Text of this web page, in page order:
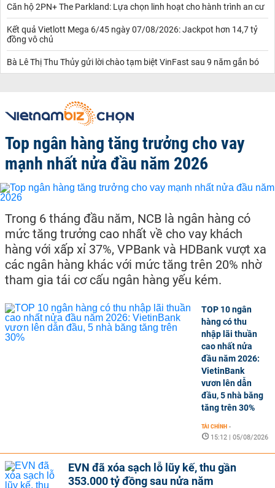
Căn hộ 2PN+ The Parkland: Lựa chọn linh hoạt cho hành trình an cư
Kết quả Vietlott Mega 6/45 ngày 07/08/2026: Jackpot hơn 14,7 tỷ
đồng vô chủ
Bà Lê Thị Thu Thủy gửi lời chào tạm biệt VinFast sau 9 năm gắn bó
Top ngân hàng tăng trưởng cho vay
mạnh nhất nửa đầu năm 2026
Trong 6 tháng đầu năm, NCB là ngân hàng có
mức tăng trưởng cao nhất về cho vay khách
hàng với xấp xỉ 37%, VPBank và HDBank vượt xa
các ngân hàng khác với mức tăng trên 20% nhờ
tham gia tái cơ cấu ngân hàng yếu kém.
TOP 10 ngân
hàng có thu
nhập lãi thuần
cao nhất nửa
đầu năm 2026:
VietinBank
vươn lên dẫn
đầu, 5 nhà băng
tăng trên 30%
TÀI CHÍNH -
15:12 | 05/08/2026
EVN đã xóa sạch lỗ lũy kế, thu gần
353.000 tỷ đồng sau nửa năm